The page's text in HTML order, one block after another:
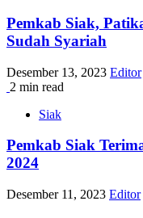
Pemkab Siak,
Sudah Syariah
Desember 13, 2023 Editor
2 min read
Siak
Pemkab Siak
2024
Desember 11, 2023 Editor